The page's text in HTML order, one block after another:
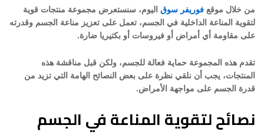
من خلال موقع فوريفر سوق اليوم، سنستعرض مجموعة منتجات قوية
لتقوية المناعة الداخلية في الجسم، تعمل على تعزيز مناعة الجسم وقدرته
على مقاومة أي أمراض أو فيروسات أو بكتيريا ضارة.
تقدم هذه المجموعة حماية فعالة للجسم، ولكن قبل مناقشة هذه
المنتجات، يجب أن نلقي نظرة على بعض النصائح الهامة التي تزيد من
قدرة الجسم على مواجهة الأمراض.
نصائح لتقوية المناعة في الجسم